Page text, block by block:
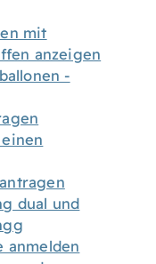
mit
anzeigen
-
dual und
anmelden